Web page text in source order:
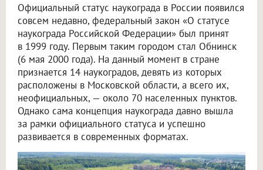
Официальный статус наукограда в России появился
совсем недавно, федеральный закон «О статусе
наукограда Российской Федерации» был принят
в 1999 году. Первым таким городом стал Обнинск
(6 мая 2000 года). На данный момент в стране
признается 14 наукоградов, девять из которых
расположены в Московской области, а всего их,
неофициальных, — около 70 населенных пунктов.
Однако сама концепция наукограда давно вышла
за рамки официального статуса и успешно
развивается в современных форматах.